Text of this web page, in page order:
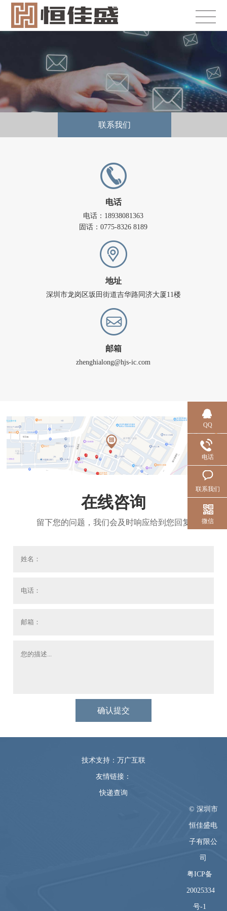
联系我们
电话
电话：18938081363
固话：0775-8326 8189
地址
深圳市龙岗区坂田街道吉华路同济大厦11楼
邮箱
zhenghialong@hjs-ic.com
在线咨询
留下您的问题，我们会及时响应给到您回复
技术支持：万广互联
友情链接：
快递查询
© 深圳市
恒佳盛电
子有限公
司
粤ICP备
20025334
号-1
QQ
电话
联系我们
微信